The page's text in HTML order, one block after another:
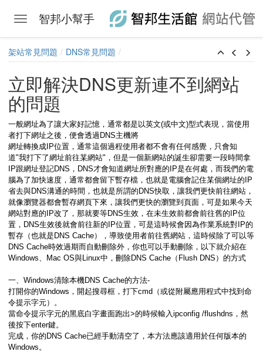
Toggle navigation
智邦小幫手
架站常見問題 DNS常見問題
立即解決DNS更新連不到網站
的問題
一般網址為了讓大家好記憶，通常都是以英文(或中文)型式表現，當使用
者打下網址之後，便會透過DNS主機將
網址轉換成IP位置，通常這個過程使用者都不會有任何感覺，只會知
道"我打下了網址前往某網站"，但是一個新網站的誕生卻需要一段時間拿
IP跟網址登記DNS，DNS才會知道網址所對應的IP是在何處，而我們的電
腦為了加快速度，通常都會留下暫存檔，也就是電腦會記住某個網址的IP
省去與DNS溝通的時間，也就是所謂的DNS快取，讓我們更快前往網站，
就像瀏覽器都會暫存網頁下來，讓我們更快的瀏覽到頁面，可是如果今天
網站對應的IP改了，那就要等DNS生效，在未生效前都會前往舊的IP位
置，DNS生效後就會前往新的IP位置，可是這時候會因為作業系統對IP的
暫存（也就是DNS Cache），導致使用者前往舊網站，這時候除了可以等
DNS Cache時效過期而自動刪除外，你也可以手動刪除，以下就介紹在
Windows、Mac OS與Linux中，刪除DNS Cache（Flush DNS）的方式
一、Windows清除本機DNS Cache的方法-
打開你的Windows，開起搜尋框，打下cmd（或從附屬應用程式中找到命
令提示字元）。
當命令提示字元的黑底白字畫面跑出>的時候輸入ipconfig /flushdns，然
後按下enter鍵。
完成，你的DNS Cache已經手動清空了，本方法應該適用於任何版本的
Windows。